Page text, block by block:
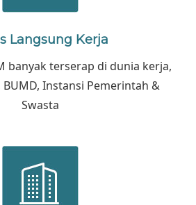
Langsung Kerja
banyak terserap di dunia kerja,
Instansi Pemerintah &
Swasta